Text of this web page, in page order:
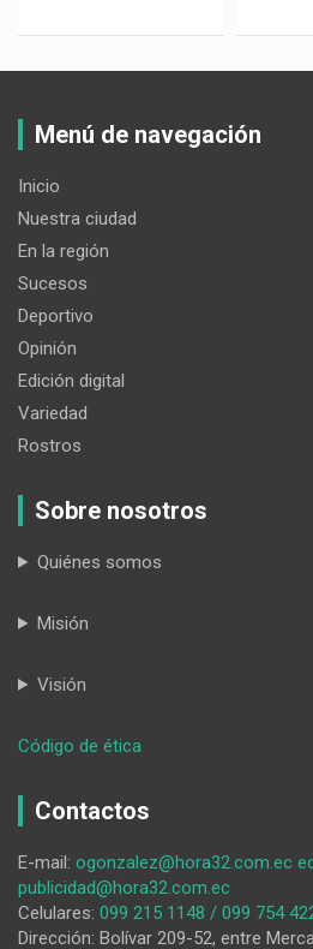
Menú de navegación
Inicio
Nuestra ciudad
En la región
Sucesos
Deportivo
Opinión
Edición digital
Variedad
Rostros
Sobre nosotros
Quiénes somos
Misión
Visión
Código de ética
calle
Pinto
y
Mercadillo
Contactos
E-mail: ogonzalez@hora32.com.ec
publicidad@hora32.com.ec
Celulares: 099 215 1148 / 099 754
Dirección: Bolívar 209-52, entre